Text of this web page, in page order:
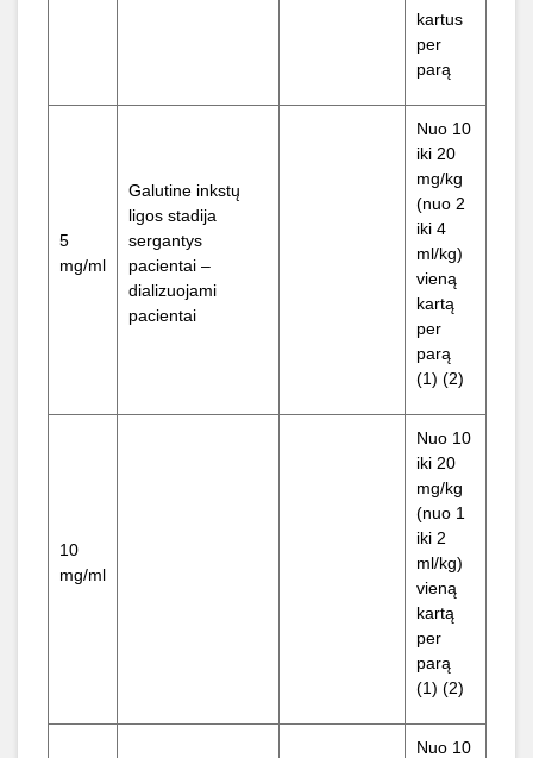
kartus
per
parą
5
mg/ml
Galutine inkstų
ligos stadija
sergantys
pacientai –
dializuojami
pacientai
Nuo 10
iki 20
mg/kg
(nuo 2
iki 4
ml/kg)
vieną
kartą
per
parą
(1) (2)
10
mg/ml
Nuo 10
iki 20
mg/kg
(nuo 1
iki 2
ml/kg)
vieną
kartą
per
parą
(1) (2)
Nuo 10